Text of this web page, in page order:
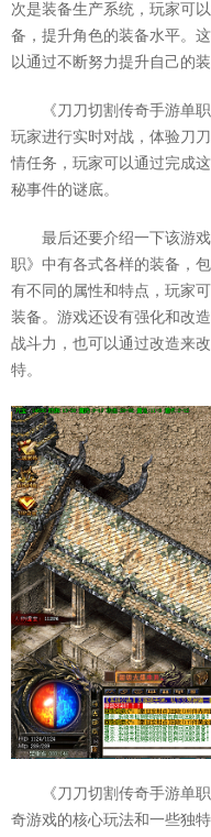
次是装备生产系统，玩家可
备，提升角色的装备水平。
以通过不断努力提升自己的
《刀刀切割传奇手游单
玩家进行实时对战，体验刀
情任务，玩家可以通过完成
秘事件的谜底。
最后还要介绍一下该游
职》中有各式各样的装备，
有不同的属性和特点，玩家
装备。游戏还设有强化和改
战斗力，也可以通过改造来
特。
《刀刀切割传奇手游单
奇游戏的核心玩法和一些独